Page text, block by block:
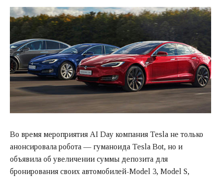
Во время мероприятия AI Day компания Tesla не только
анонсировала робота — гуманоида Tesla Bot, но и
объявила об увеличении суммы депозита для
бронирования своих автомобилей-Model 3, Model S,